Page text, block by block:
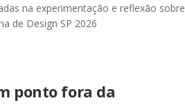
na experimentação e reflexão sobre
de Design SP 2026
ponto fora da